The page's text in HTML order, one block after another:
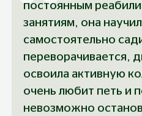
постоянным
занятиям, она
самостоятельно
переворачивается,
освоила активную
очень любит петь и
невозможно